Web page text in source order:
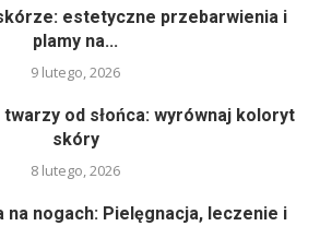
estetyczne przebarwienia i
plamy na...
9 lutego, 2026
od słońca: wyrównaj koloryt
skóry
8 lutego, 2026
na nogach: Pielęgnacja, leczenie i